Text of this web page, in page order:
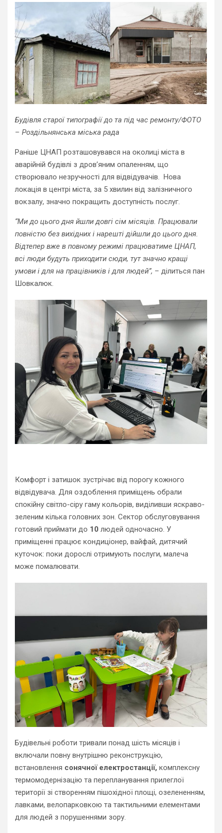
Будівля старої типографії до та під час ремонту/ФОТО
– Роздільнянська міська рада
Раніше ЦНАП розташовувався на околиці міста в
аварійній будівлі з дров’яним опаленням, що
створювало незручності для відвідувачів. Нова
локація в центрі міста, за 5 хвилин від залізничного
вокзалу, значно покращить доступність послуг.
“Ми до цього дня йшли довгі сім місяців. Працювали
повністю без вихідних і нарешті дійшли до цього дня.
Відтепер вже в повному режимі працюватиме ЦНАП,
всі люди будуть приходити сюди, тут значно кращі
умови і для на працівників і для людей”, – ділиться пан
Шовкалюк.
Комфорт і затишок зустрічає від порогу кожного
відвідувача. Для оздоблення приміщень обрали
спокійну світло-сіру гаму кольорів, виділивши яскраво-
зеленим кілька головних зон. Сектор обслуговування
готовий приймати до 10 людей одночасно. У
приміщенні працює кондиціонер, вайфай, дитячий
куточок: поки дорослі отримують послуги, малеча
може помалювати.
Будівельні роботи тривали понад шість місяців і
включали повну внутрішню реконструкцію,
встановлення сонячної електростанції, комплексну
термомодернізацію та перепланування прилеглої
території зі створенням пішохідної площі, озелененням,
лавками, велопарковкою та тактильними елементами
для людей з порушеннями зору.